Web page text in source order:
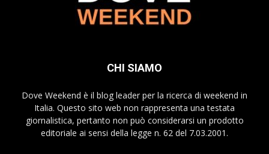
CHI SIAMO
Dove Weekend è il blog leader per la ricerca di weekend in
Italia. Questo sito web non rappresenta una testata
giornalistica, pertanto non può considerarsi un prodotto
editoriale ai sensi della legge n. 62 del 7.03.2001.